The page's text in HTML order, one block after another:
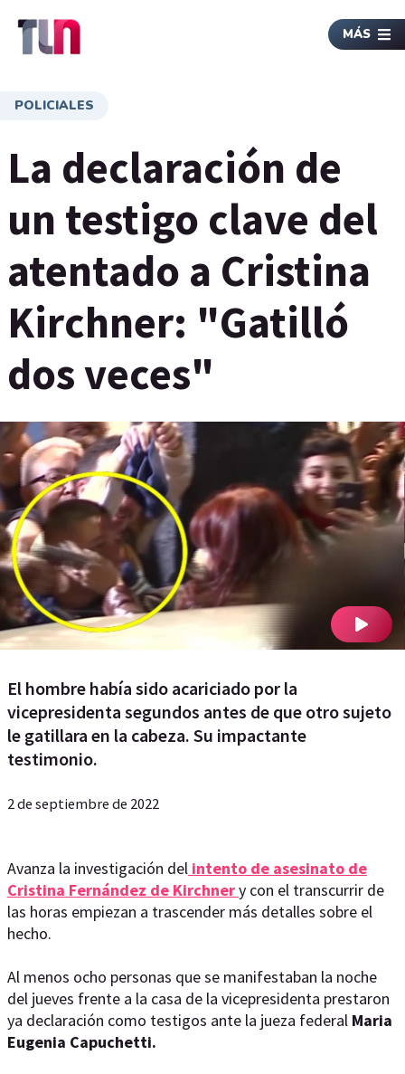
MÁS
POLICIALES
La declaración de
un testigo clave del
atentado a Cristina
Kirchner: "Gatilló
dos veces"
El hombre había sido acariciado por la
vicepresidenta segundos antes de que otro sujeto
le gatillara en la cabeza. Su impactante
testimonio.
2 de septiembre de 2022
Avanza la investigación del intento de asesinato de
Cristina Fernández de Kirchnery con el transcurrir de
las horas empiezan a trascender más detalles sobre el
hecho.
Al menos ocho personas que se manifestaban la noche
del jueves frente a la casa de la vicepresidenta prestaron
ya declaración como testigos ante la jueza federal Maria
Eugenia Capuchetti.